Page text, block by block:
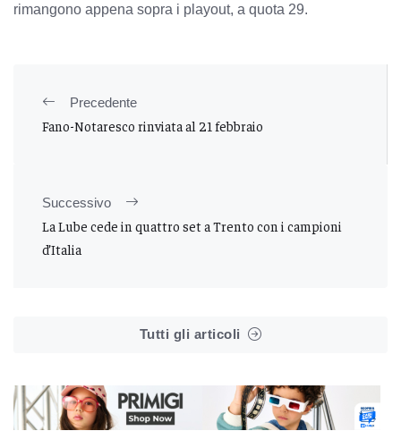
rimangono appena sopra i playout, a quota 29.
Precedente
Fano-Notaresco rinviata al 21 febbraio
Successivo
La Lube cede in quattro set a Trento con i campioni
d’Italia
Tutti gli articoli